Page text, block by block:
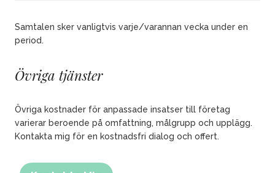
Samtalen sker vanligtvis varje/varannan vecka under en
period.
Övriga tjänster
Övriga kostnader för anpassade insatser till företag
varierar beroende på omfattning, målgrupp och upplägg.
Kontakta mig för en kostnadsfri dialog och offert.